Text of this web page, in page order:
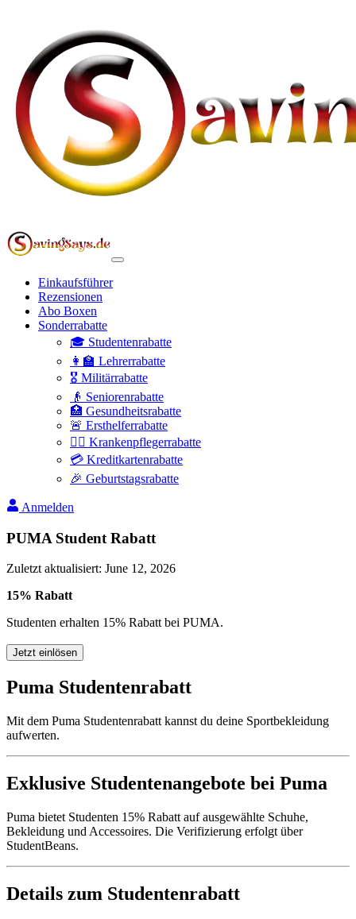
Einkaufsführer
Rezensionen
Abo Boxen
Sonderrabatte
🎓 Studentenrabatte
👩‍🏫 Lehrerrabatte
🎖️ Militärrabatte
👴 Seniorenrabatte
🏥 Gesundheitsrabatte
🚨 Ersthelferrabatte
👩‍⚕️ Krankenpflegerrabatte
💳 Kreditkartenrabatte
🎉 Geburtstagsrabatte
Anmelden
PUMA Student Rabatt
Zuletzt aktualisiert: June 12, 2026
15% Rabatt
Studenten erhalten 15% Rabatt bei PUMA.
Jetzt einlösen
Puma Studentenrabatt
Mit dem Puma Studentenrabatt kannst du deine Sportbekleidung
aufwerten.
Exklusive Studentenangebote bei Puma
Puma bietet Studenten 15% Rabatt auf ausgewählte Schuhe,
Bekleidung und Accessoires. Die Verifizierung erfolgt über
StudentBeans.
Details zum Studentenrabatt